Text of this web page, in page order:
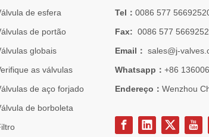
de esfera
de portão
globais
as válvulas
de aço forjado
de borboleta
Tel： 0086 577
Fax: 0086 577
Email： sales@j-
Whatsapp： +86
Endereço： Wenzhou